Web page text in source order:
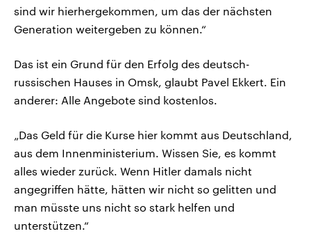
sind wir hierhergekommen, um das der nächsten
Generation weitergeben zu können.“
Das ist ein Grund für den Erfolg des deutsch-
russischen Hauses in Omsk, glaubt Pavel Ekkert. Ein
anderer: Alle Angebote sind kostenlos.
„Das Geld für die Kurse hier kommt aus Deutschland,
aus dem Innenministerium. Wissen Sie, es kommt
alles wieder zurück. Wenn Hitler damals nicht
angegriffen hätte, hätten wir nicht so gelitten und
man müsste uns nicht so stark helfen und
unterstützen.“